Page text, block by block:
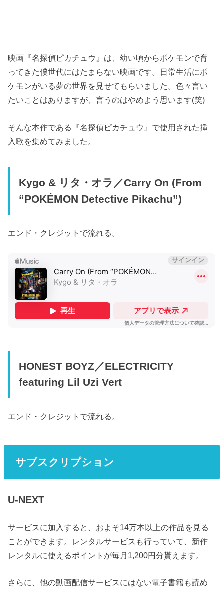
映画『名探偵ピカチュウ』は、幼い頃からポケモンで育
ってきた僕世代にはたまらない映画です。日常生活にポ
ケモンがいる夢の世界を見せてもらいました。色々言い
たいことはありますが、言うのはやめよう思います(笑)
そんな本作である『名探偵ピカチュウ』で使用された挿
入歌を集めてみました。
Kygo & リタ・オラ／Carry On (From
“POKÉMON Detective Pikachu”)
エンド・クレジットで流れる。
HONEST BOYZ／ELECTRICITY
featuring Lil Uzi Vert
エンド・クレジットで流れる。
サブスクリプション
U-NEXT
サービスに加入すると、およそ14万本以上の作品を見る
ことができます。レンタルサービスも行っていて、新作
レンタルに使えるポイントが毎月1,200円分貰えます。
さらに、他の動画配信サービスにはない電子書籍も読め